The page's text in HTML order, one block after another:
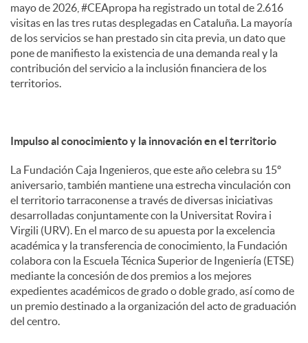
mayo de 2026, #CEApropa ha registrado un total de 2.616
visitas en las tres rutas desplegadas en Cataluña. La mayoría
de los servicios se han prestado sin cita previa, un dato que
pone de manifiesto la existencia de una demanda real y la
contribución del servicio a la inclusión financiera de los
territorios.
Impulso al conocimiento y la innovación en el territorio
La Fundación Caja Ingenieros, que este año celebra su 15º
aniversario, también mantiene una estrecha vinculación con
el territorio tarraconense a través de diversas iniciativas
desarrolladas conjuntamente con la Universitat Rovira i
Virgili (URV). En el marco de su apuesta por la excelencia
académica y la transferencia de conocimiento, la Fundación
colabora con la Escuela Técnica Superior de Ingeniería (ETSE)
mediante la concesión de dos premios a los mejores
expedientes académicos de grado o doble grado, así como de
un premio destinado a la organización del acto de graduación
del centro.